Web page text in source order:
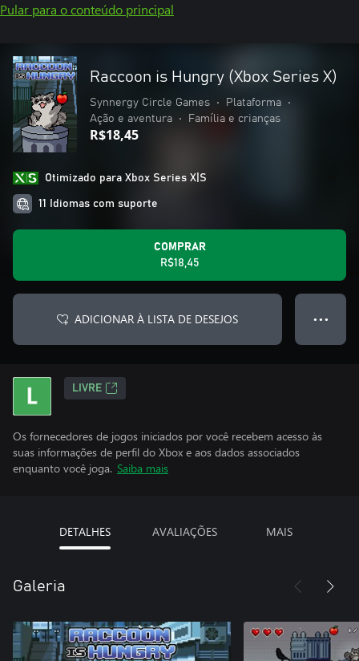
Pular para o conteúdo principal
Raccoon is Hungry (Xbox Series X)
Synnergy Circle Games • Plataforma
•
Ação e aventura
• Família e crianças
R$18,45
Otimizado para Xbox Series X|S
11 Idiomas com suporte
COMPRAR
R$18,45
ADICIONAR À LISTA DE DESEJOS ● ● ●
LIVRE
Os fornecedores de jogos iniciados por você recebem acesso às
suas informações de perfil do Xbox e aos dados associados
enquanto você joga. Saiba mais
DETALHES AVALIAÇÕES MAIS
Galeria